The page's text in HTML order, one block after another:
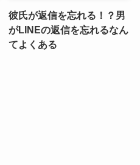
彼氏が返信を忘れる！？男
がLINEの返信を忘れるなん
てよくある